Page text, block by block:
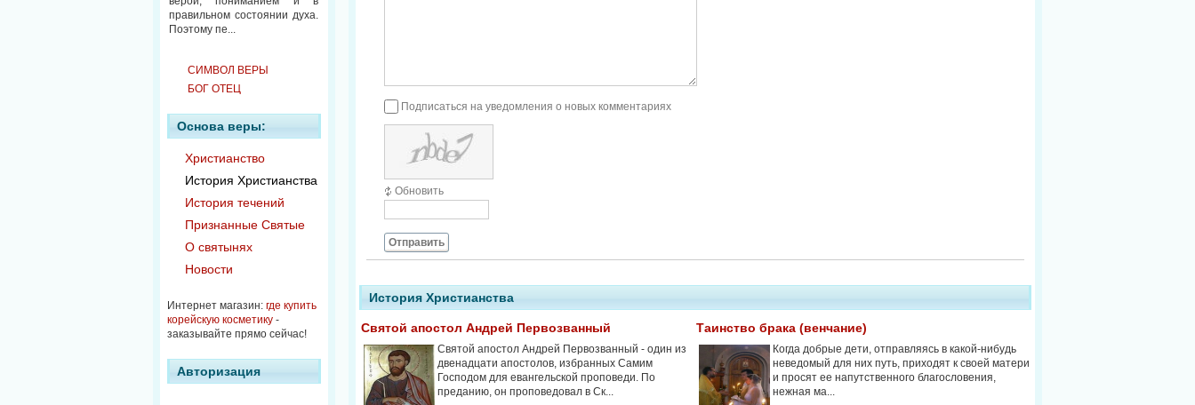
правильном состоянии духа.
Поэтому пе...
СИМВОЛ ВЕРЫ
БОГ ОТЕЦ
Основа веры:
Христианство
История Христианства
История течений
Признанные Святые
О святынях
Новости
Интернет магазин: где купить
корейскую косметику -
заказывайте прямо сейчас!
Авторизация
Подписаться на уведомления о новых комментариях
Обновить
Отправить
История Христианства
Святой апостол Андрей Первозванный
Святой апостол Андрей Первозванный - один из
двенадцати апостолов, избранных Самим
Господом для евангельской проповеди. По
преданию, он проповедовал в Ск...
Таинство брака (венчание)
Когда добрые дети, отправляясь в какой-нибудь
неведомый для них путь, приходят к своей матери
и просят ее напутственного благословения,
нежная ма...